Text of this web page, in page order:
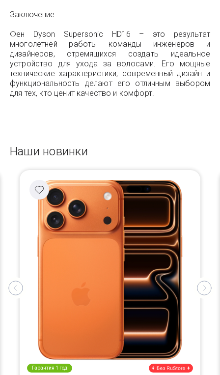
Заключение
Фен Dyson Supersonic HD16 – это результат
многолетней работы команды инженеров и
дизайнеров, стремящихся создать идеальное
устройство для ухода за волосами. Его мощные
технические характеристики, современный дизайн и
функциональность делают его отличным выбором
для тех, кто ценит качество и комфорт.
Наши новинки
Гарантия 1 год